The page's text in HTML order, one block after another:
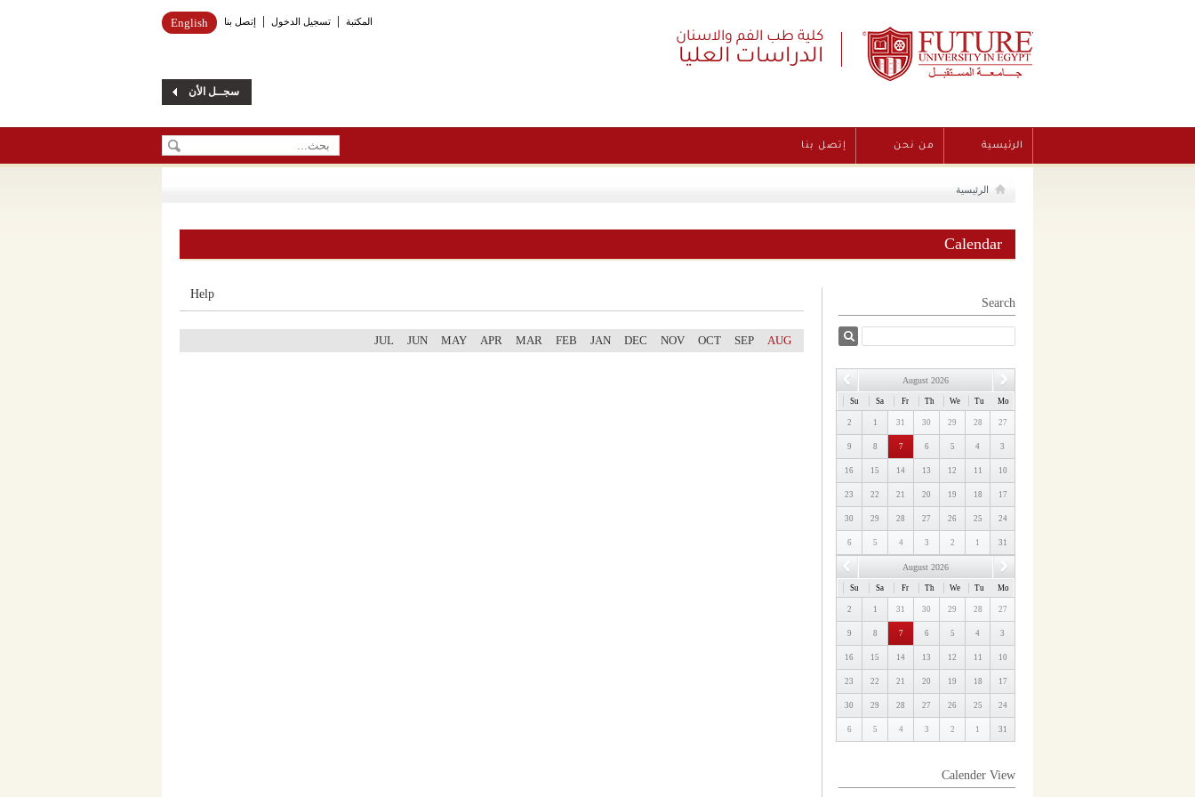
Future University كلية طب الفم والاسنان
الدراسات العليا
المكتبة تسجيل الدخول إتصل بنا English
سجــل الأن
الرئيسية من نحن إتصل بنا
الرئيسية
Calendar
Search
August 2026
Mo
Tu
We
Th
Fr
Sa
Su
27
28
29
30
31
1
2
3
4
5
6
7
8
9
10
11
12
13
14
15
16
17
18
19
20
21
22
23
24
25
26
27
28
29
30
31
1
2
3
4
5
6
August 2026
Mo
Tu
We
Th
Fr
Sa
Su
27
28
29
30
31
1
2
3
4
5
6
7
8
9
10
11
12
13
14
15
16
17
18
19
20
21
22
23
24
25
26
27
28
29
30
31
1
2
3
4
5
6
Calender View
Help
AUG
SEP
OCT
NOV
DEC
JAN
FEB
MAR
APR
MAY
JUN
JUL